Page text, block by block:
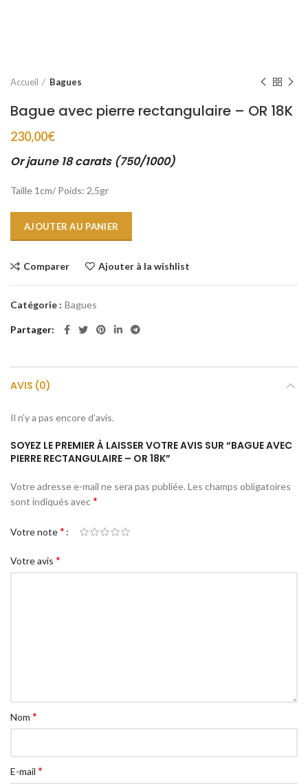
Accueil Bagues
Bague avec pierre rectangulaire – OR 18K
230,00€
Or jaune 18 carats (750/1000)
Taille 1cm/ Poids: 2,5gr
AJOUTER AU PANIER
Comparer Ajouter à la wishlist
Catégorie : Bagues
Partager
AVIS (0)
Il n’y a pas encore d’avis.
SOYEZ LE PREMIER À LAISSER VOTRE AVIS SUR “BAGUE AVEC
PIERRE RECTANGULAIRE – OR 18K”
Votre adresse e-mail ne sera pas publiée. Les champs obligatoires
sont indiqués avec*
Votre note*
Votre avis *
Nom *
E-mail *